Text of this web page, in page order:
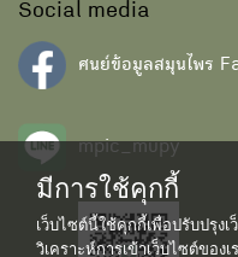
Social media
ศนย์ข้อมูลสมุนไพร
mpic_mupy
มีการใช้คุกกี้
เว็บไซต์นี้ใช้คุกกี้เพื่อปรับปรุง
วิเคราะห์การเข้าเว็บไซต์ของ